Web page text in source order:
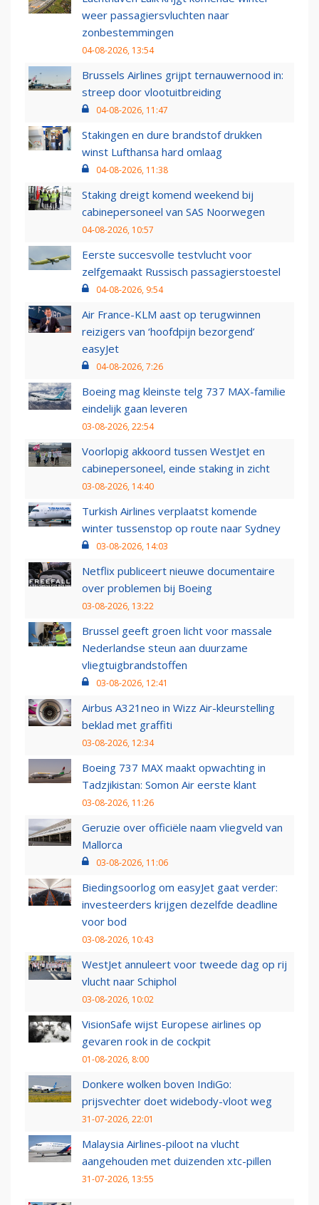
weer passagiersvluchten naar
zonbestemmingen
04-08-2026, 13:54
Brussels Airlines grijpt ternauwernood in:
streep door vlootuitbreiding
04-08-2026, 11:47
Stakingen en dure brandstof drukken
winst Lufthansa hard omlaag
04-08-2026, 11:38
Staking dreigt komend weekend bij
cabinepersoneel van SAS Noorwegen
04-08-2026, 10:57
Eerste succesvolle testvlucht voor
zelfgemaakt Russisch passagierstoestel
04-08-2026, 9:54
Air France-KLM aast op terugwinnen
reizigers van ‘hoofdpijn bezorgend’
easyJet
04-08-2026, 7:26
Boeing mag kleinste telg 737 MAX-familie
eindelijk gaan leveren
03-08-2026, 22:54
Voorlopig akkoord tussen WestJet en
cabinepersoneel, einde staking in zicht
03-08-2026, 14:40
Turkish Airlines verplaatst komende
winter tussenstop op route naar Sydney
03-08-2026, 14:03
Netflix publiceert nieuwe documentaire
over problemen bij Boeing
03-08-2026, 13:22
Brussel geeft groen licht voor massale
Nederlandse steun aan duurzame
vliegtuigbrandstoffen
03-08-2026, 12:41
Airbus A321neo in Wizz Air-kleurstelling
beklad met graffiti
03-08-2026, 12:34
Boeing 737 MAX maakt opwachting in
Tadzjikistan: Somon Air eerste klant
03-08-2026, 11:26
Geruzie over officiële naam vliegveld van
Mallorca
03-08-2026, 11:06
Biedingsoorlog om easyJet gaat verder:
investeerders krijgen dezelfde deadline
voor bod
03-08-2026, 10:43
WestJet annuleert voor tweede dag op rij
vlucht naar Schiphol
03-08-2026, 10:02
VisionSafe wijst Europese airlines op
gevaren rook in de cockpit
01-08-2026, 8:00
Donkere wolken boven IndiGo:
prijsvechter doet widebody-vloot weg
31-07-2026, 22:01
Malaysia Airlines-piloot na vlucht
aangehouden met duizenden xtc-pillen
31-07-2026, 13:55